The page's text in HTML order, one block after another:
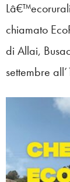
chiamato
di Allai,
settembre